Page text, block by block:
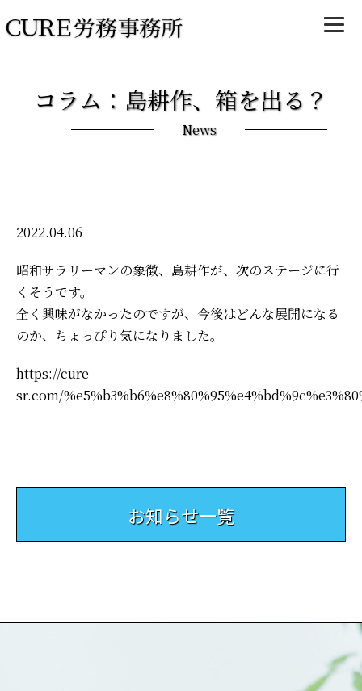
コラム：島耕作、箱を出る？
News
2022.04.06
昭和サラリーマンの象徴、島耕作が、次のステージに行
くそうです。
全く興味がなかったのですが、今後はどんな展開になる
のか、ちょっぴり気になりました。
https://cure-
sr.com/
お知らせ一覧